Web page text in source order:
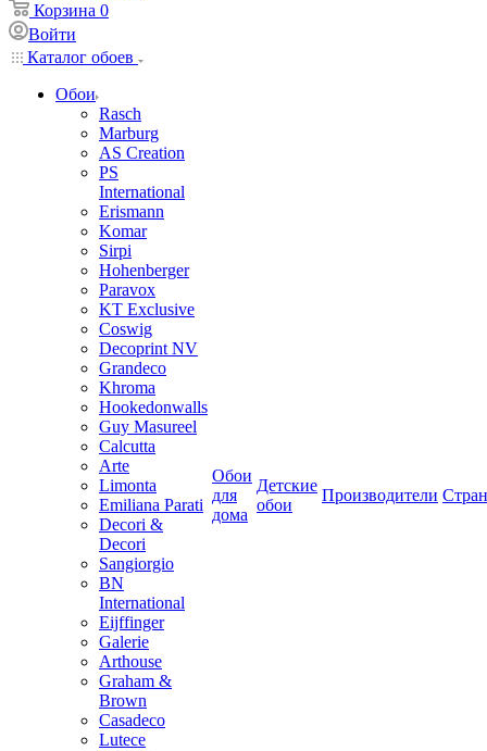
Корзина 0
Войти
Каталог обоев
Обои
Rasch
Marburg
AS Creation
PS
International
Erismann
Komar
Sirpi
Hohenberger
Paravox
KT Exclusive
Coswig
Decoprint NV
Grandeco
Khroma
Hookedonwalls
Guy Masureel
Calcutta
Arte
Limonta
Emiliana Parati
Decori &
Decori
Sangiorgio
BN
International
Eijffinger
Galerie
Arthouse
Graham &
Brown
Casadeco
Lutece
Обои
для
дома
Детские
обои
Производители